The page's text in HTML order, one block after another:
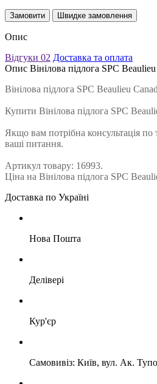
Замовити Швидке замовлення
Опис
Відгуки 02 Доставка та оплата
Опис Вінілова підлога SPC
Вінілова підлога SPC Beaulieu
Купити Вінілова підлога SPC
Якщо вам потрібна консультація по
ваші питання.
Артикул товару: 16993.
Ціна на Вінілова підлога SPC
Доставка по Україні
Нова Пошта
Делівері
Кур'єр
Самовивіз: Київ, вул. Ак.